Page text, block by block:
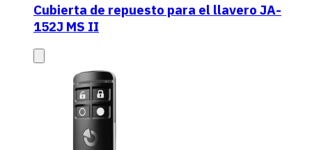
Cubierta de repuesto para el llavero JA-
152J MS II